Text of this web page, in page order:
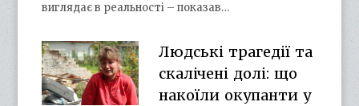
виглядає в реальності – показав…
Людські трагедії та
скалічені долі: що
накоїли окупанти у